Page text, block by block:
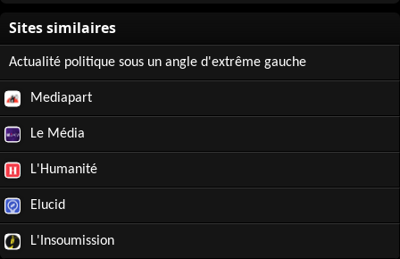
Actualité politique sous un angle d'extrême gauche
Mediapart
Le Média
L'Humanité
Elucid
L'Insoumission